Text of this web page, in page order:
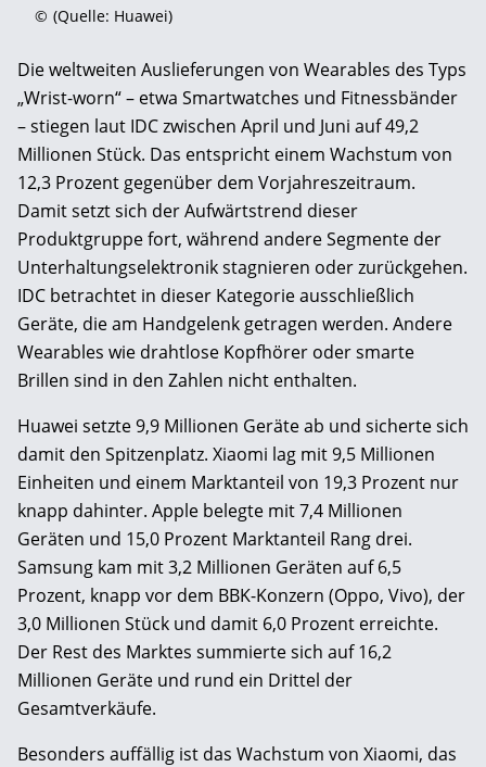
© (Quelle: Huawei)
Die weltweiten Auslieferungen von Wearables des Typs
„Wrist-worn“ – etwa Smartwatches und Fitnessbänder
– stiegen laut IDC zwischen April und Juni auf 49,2
Millionen Stück. Das entspricht einem Wachstum von
12,3 Prozent gegenüber dem Vorjahreszeitraum.
Damit setzt sich der Aufwärtstrend dieser
Produktgruppe fort, während andere Segmente der
Unterhaltungselektronik stagnieren oder zurückgehen.
IDC betrachtet in dieser Kategorie ausschließlich
Geräte, die am Handgelenk getragen werden. Andere
Wearables wie drahtlose Kopfhörer oder smarte
Brillen sind in den Zahlen nicht enthalten.
Huawei setzte 9,9 Millionen Geräte ab und sicherte sich
damit den Spitzenplatz. Xiaomi lag mit 9,5 Millionen
Einheiten und einem Marktanteil von 19,3 Prozent nur
knapp dahinter. Apple belegte mit 7,4 Millionen
Geräten und 15,0 Prozent Marktanteil Rang drei.
Samsung kam mit 3,2 Millionen Geräten auf 6,5
Prozent, knapp vor dem BBK-Konzern (Oppo, Vivo), der
3,0 Millionen Stück und damit 6,0 Prozent erreichte.
Der Rest des Marktes summierte sich auf 16,2
Millionen Geräte und rund ein Drittel der
Gesamtverkäufe.
Besonders auffällig ist das Wachstum von Xiaomi, das